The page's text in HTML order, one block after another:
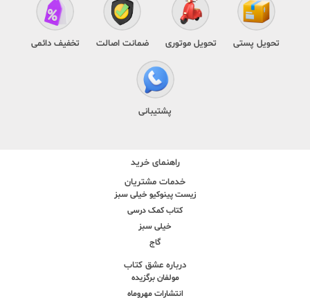
تحویل پستی تحویل موتوری ضمانت اصالت تخفیف دائمی
پشتیبانی
راهنمای خرید
خدمات مشتریان
زیست پینوکیو خیلی سبز
کتاب کمک درسی
خیلی سبز
گاج
درباره عشق کتاب
مولفان برگزیده
انتشارات مهروماه